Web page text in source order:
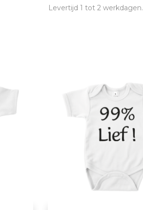
Levertijd 1 tot 2 werkdagen.